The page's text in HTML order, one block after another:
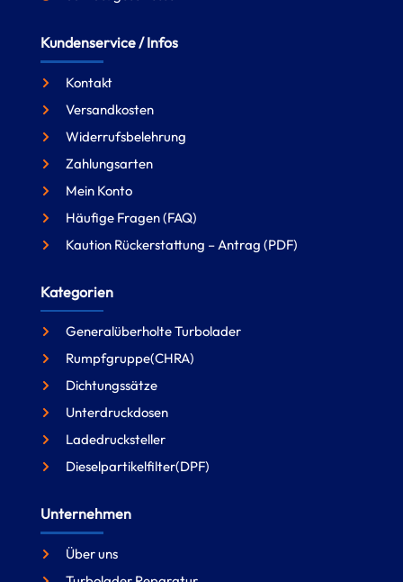
Kundenservice / Infos
Kontakt
Versandkosten
Widerrufsbelehrung
Zahlungsarten
Mein Konto
Häufige Fragen (FAQ)
Kaution Rückerstattung – Antrag (PDF)
Kategorien
Generalüberholte Turbolader
Rumpfgruppe(CHRA)
Dichtungssätze
Unterdruckdosen
Ladedrucksteller
Dieselpartikelfilter(DPF)
Unternehmen
Über uns